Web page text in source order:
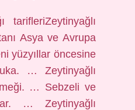
tarifleriZeytinyağlı
Asya ve Avrupa
yüzyıllar öncesine
… Zeytinyağlı
… Sebzeli ve
… Zeytinyağlı